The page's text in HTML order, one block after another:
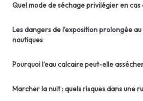
Quel mode de séchage privilégier en cas
Les dangers de l’exposition prolongée
nautiques
Pourquoi l’eau calcaire peut-elle
Marcher la nuit : quels risques dans une